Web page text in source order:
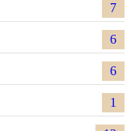
7
6
6
1